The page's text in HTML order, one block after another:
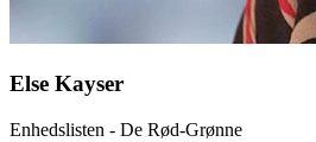
Else Kayser
Enhedslisten - De Rød-Grønne